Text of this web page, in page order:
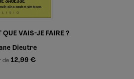
QUE VAIS-JE FAIRE ?
Dieutre
de 12,99 €